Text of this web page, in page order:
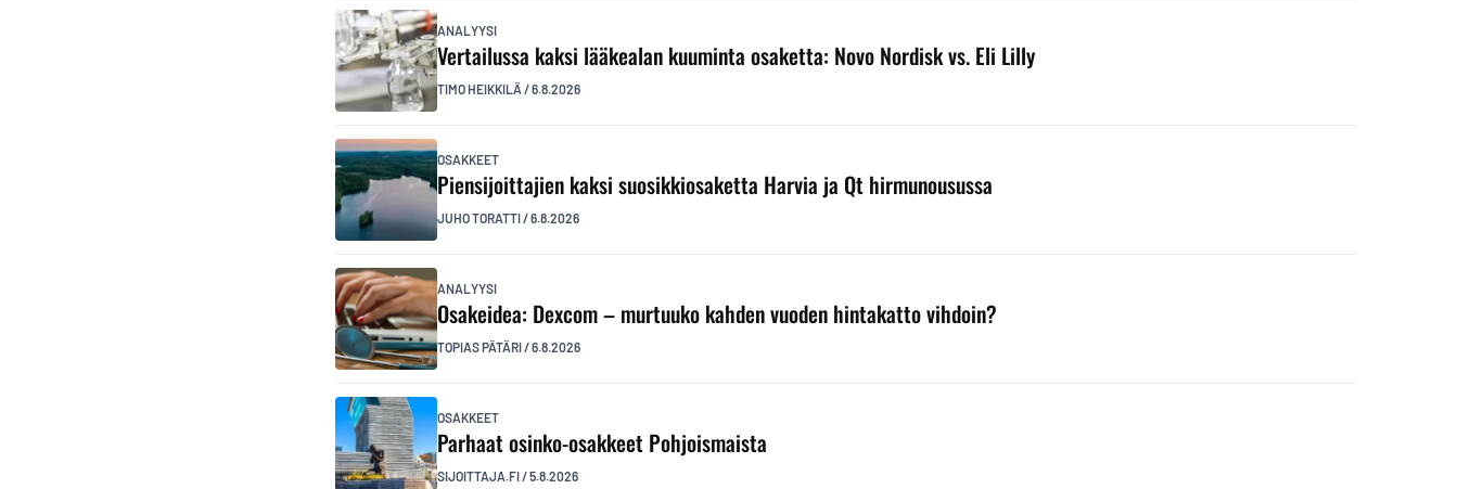
ANALYYSI
Vertailussa kaksi lääkealan kuuminta osaketta: Novo Nordisk vs. Eli Lilly
TIMO HEIKKILÄ /6.8.2026
OSAKKEET
Piensijoittajien kaksi suosikkiosaketta Harvia ja Qt hirmunousussa
JUHO TORATTI/6.8.2026
ANALYYSI
Osakeidea: Dexcom – murtuuko kahden vuoden hintakatto vihdoin?
TOPIAS PÄTÄRI/6.8.2026
OSAKKEET
Parhaat osinko-osakkeet Pohjoismaista
SIJOITTAJA.FI/5.8.2026